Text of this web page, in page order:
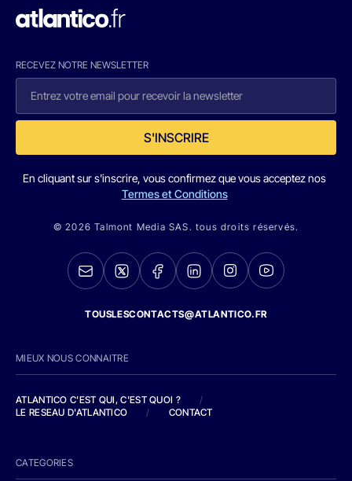
RECEVEZ NOTRE NEWSLETTER
S'INSCRIRE
En cliquant sur s'inscrire, vous confirmez que vous acceptez nos
Termes et Conditions
© 2026 Talmont Media SAS. tous droits réservés.
TOUSLESCONTACTS@ATLANTICO.FR
MIEUX NOUS CONNAITRE
ATLANTICO C'EST QUI, C'EST QUOI ?
/
LE RESEAU D'ATLANTICO
/ CONTACT
CATEGORIES